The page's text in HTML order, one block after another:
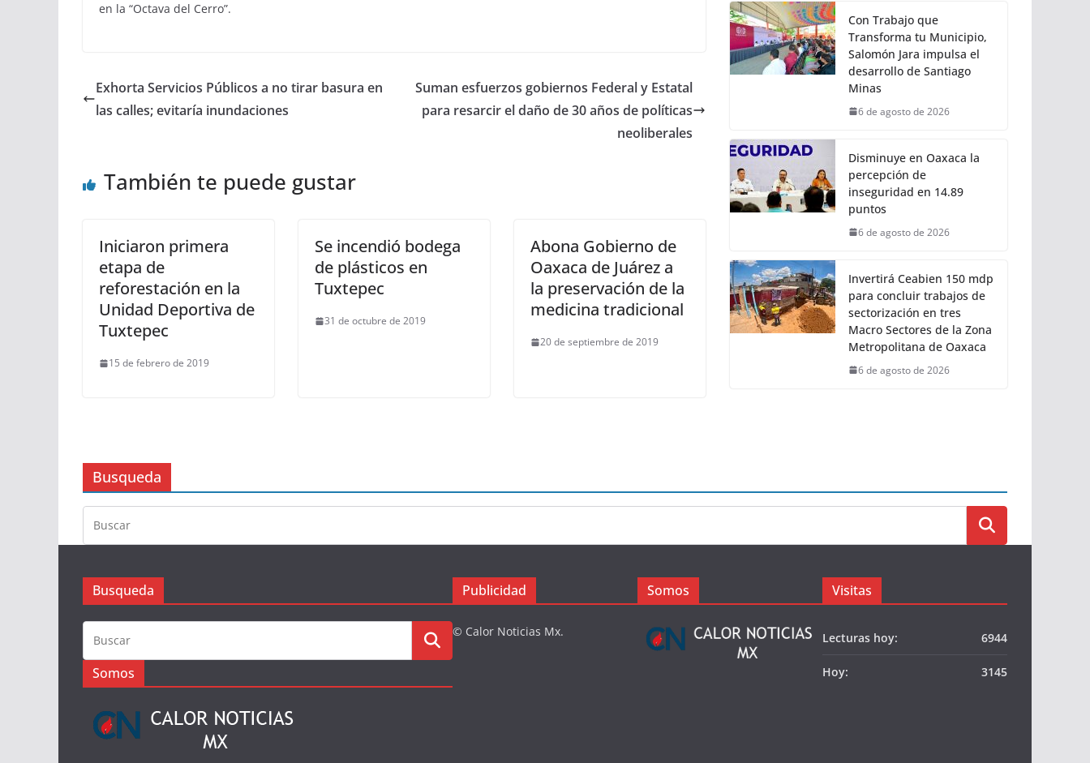
en la “Octava del Cerro”.
Exhorta Servicios Públicos a no tirar basura en
las calles; evitaría inundaciones
Suman esfuerzos gobiernos Federal y Estatal
para resarcir el daño de 30 años de políticas
neoliberales
También te puede gustar
Iniciaron primera
etapa de
reforestación en la
Unidad Deportiva de
Tuxtepec
15 de febrero de 2019
Se incendió bodega
de plásticos en
Tuxtepec
31 de octubre de 2019
Abona Gobierno de
Oaxaca de Juárez a
la preservación de la
medicina tradicional
20 de septiembre de 2019
Con Trabajo que
Transforma tu Municipio,
Salomón Jara impulsa el
desarrollo de Santiago
Minas
6 de agosto de 2026
Disminuye en Oaxaca la
percepción de
inseguridad en 14.89
puntos
6 de agosto de 2026
Invertirá Ceabien 150 mdp
para concluir trabajos de
sectorización en tres
Macro Sectores de la Zona
Metropolitana de Oaxaca
6 de agosto de 2026
Busqueda
Busqueda
Somos
Publicidad
© Calor Noticias Mx.
Somos Visitas
6944
Lecturas hoy:
3145
Hoy: